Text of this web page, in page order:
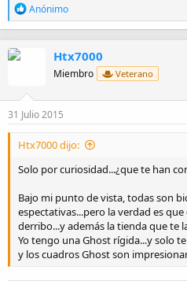
R
e
a
n
e
s
Anónimo
Htx7000
Miembro Veterano
31 Julio 2015
Htx7000 dijo:
Solo por curiosidad...¿que te han
Bajo mi punto de vista, todas son
espectativas...pero la verdad es
derribo...y además la tienda que te
Yo tengo una Ghost rígida...y solo
y los cuadros Ghost son